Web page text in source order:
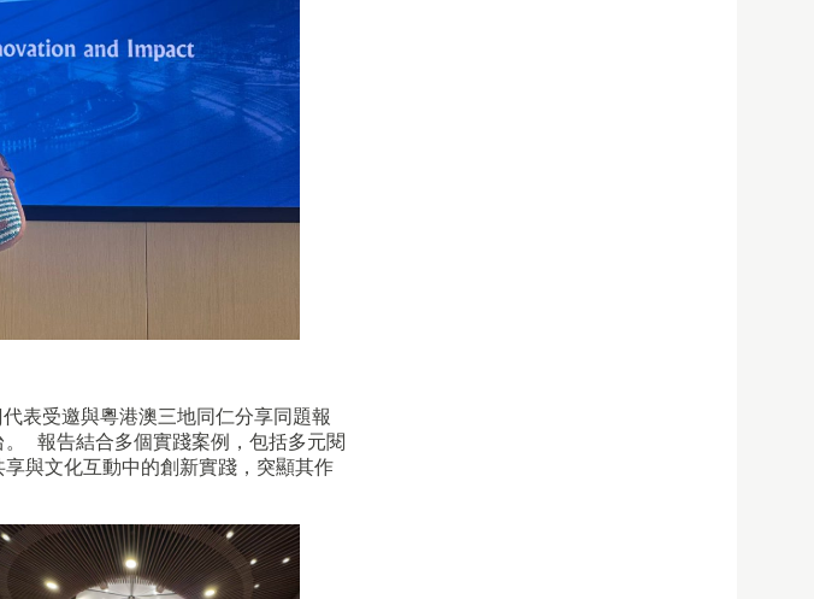
代表受邀與粵港澳三地同仁分享同題報
報告結合多個實踐案例，包括多元閱
與文化互動中的創新實踐，突顯其作